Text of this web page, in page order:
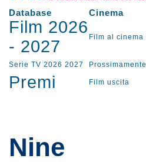
Database Cinema
Film 2026
- 2027 Film al cinema
Serie TV 2026 2027 Prossimamente
Premi Film uscita
Nine